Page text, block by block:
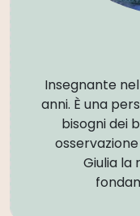
Insegnante
anni. È una
bisogni dei
Giulia la